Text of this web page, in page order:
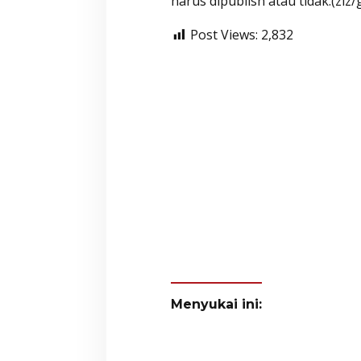
Post Views: 2,832
Menyukai ini: